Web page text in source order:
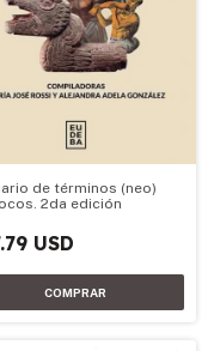
de términos (neo)
2da edición
USD